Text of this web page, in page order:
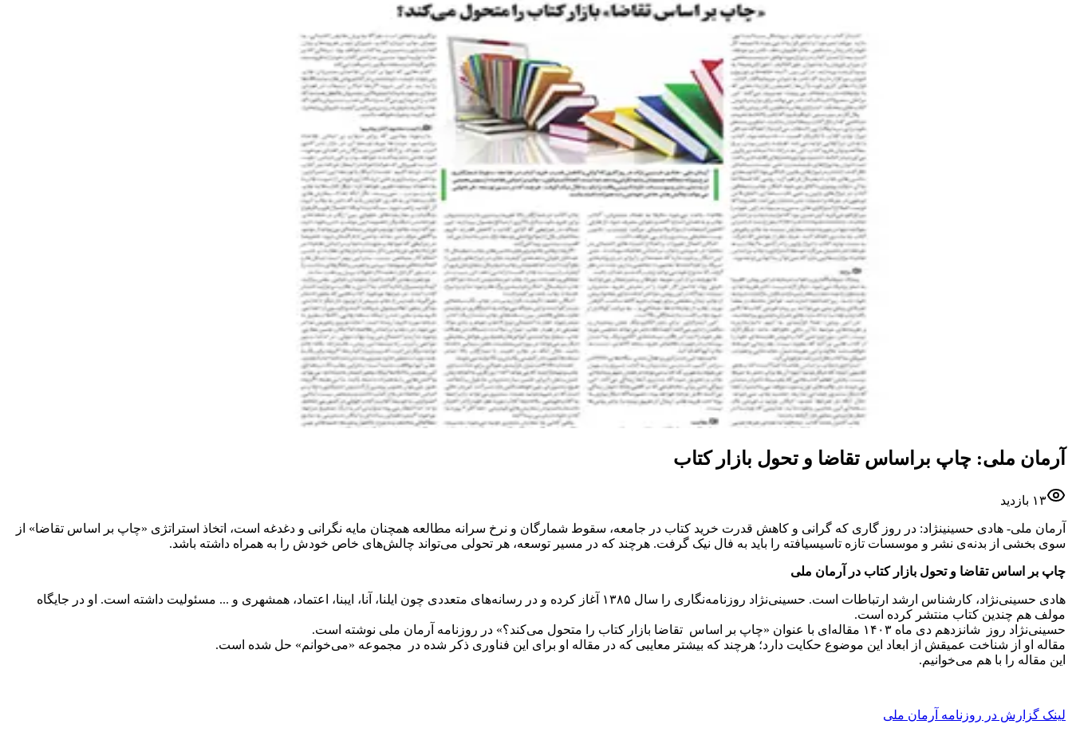
آرمان ملی: چاپ براساس تقاضا و تحول بازار کتاب
۱۳ بازدید
آرمان ملی- هادی حسینینژاد: در روز گاری که گرانی و کاهش قدرت خرید کتاب در جامعه، سقوط شمارگان و نرخ سرانه مطالعه همچنان مایه نگرانی و دغدغه است، اتخاذ استراتژی «چاپ بر اساس تقاضا» از
سوی بخشی از بدنه‌ی نشر و موسسات تازه تاسیسیافته را باید به فال نیک گرفت. هرچند که در مسیر توسعه، هر تحولی می‌تواند چالش‌های خاص خودش را به همراه داشته باشد.
چاپ بر اساس تقاضا و تحول بازار کتاب در آرمان ملی
هادی حسینی‌نژاد، کارشناس ارشد ارتباطات است. حسینی‌نژاد روزنامه‌نگاری را سال ۱۳۸۵ آغاز کرده و در رسانه‌های متعددی چون ایلنا، آنا، ایبنا، اعتماد، همشهری و ... مسئولیت داشته است. او در جایگاه
مولف هم چندین کتاب منتشر کرده است.
حسینی‌نژاد روز شانزدهم دی ماه ۱۴۰۳ مقاله‌ای با عنوان «چاپ بر اساس تقاضا بازار کتاب را متحول می‌کند؟» در روزنامه آرمان ملی نوشته است.
مقاله او از شناخت عمیقش از ابعاد این موضوع حکایت دارد؛ هرچند که بیشتر معایبی که در مقاله او برای این فناوری ذکر شده در مجموعه «می‌خوانم» حل شده است.
این مقاله را با هم می‌خوانیم‌.
لینک گزارش در روزنامه آرمان ملی